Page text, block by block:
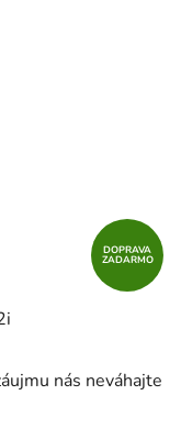
DOPRAVA
ZADARMO
nás neváhajte